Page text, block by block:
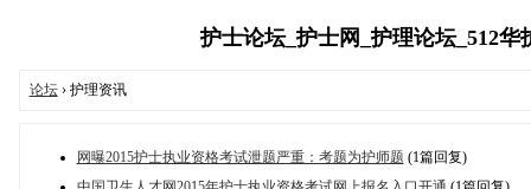
护士论坛_护士网_护理论坛_512
论坛› 护理资讯
网曝2015护士执业资格考试泄题严重：考题为护师题 (1篇回复)